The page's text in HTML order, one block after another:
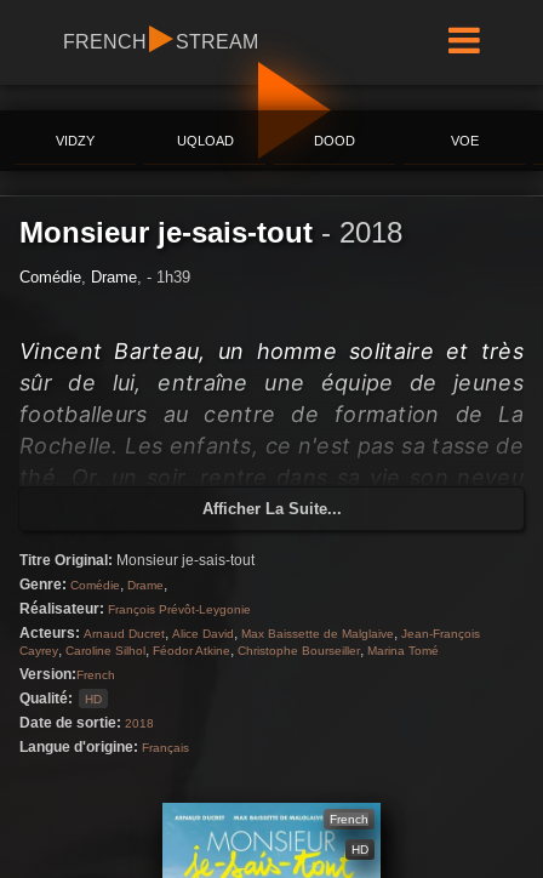
FRENCH STREAM
VIDZY UQLOAD DOOD VOE
Monsieur je-sais-tout - 2018
Comédie, Drame, - 1h39
Vincent Barteau, un homme solitaire et très
sûr de lui, entraîne une équipe de jeunes
footballeurs au centre de formation de La
Rochelle. Les enfants, ce n'est pas sa tasse de
thé. Or, un soir, rentre dans sa vie son neveu
Léonard, atteint du syndrome d'Asperger. Ils
s'épauler pour avoir une vie meilleure.
Afficher La Suite...
Titre Original: Monsieur je-sais-tout
Genre: Comédie, Drame,
Réalisateur: François Prévôt-Leygonie
Acteurs: Arnaud Ducret, Alice David, Max Baissette de Malglaive, Jean-François
Cayrey, Caroline Silhol, Féodor Atkine, Christophe Bourseiller, Marina Tomé
Version:French
Qualité: HD
Date de sortie: 2018
Langue d'origine: Français
French
HD